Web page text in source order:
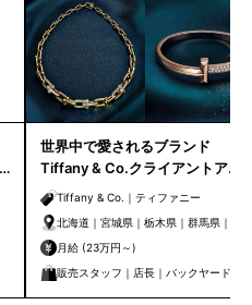
世界中で愛されるブランド
Tiffany & Co.クライアントアド
バイザー｜クライアントケアセ
ンター
Tiffany & Co.｜ティファニー
北海道｜宮城県｜栃木県｜群馬県｜埼
玉県｜千葉県｜東京都｜神奈川県｜新
潟県｜石川県｜静岡県｜愛知県｜京都
府｜大阪府｜兵庫県｜岡山県｜広島県
月給 (23万円～)
販売スタッフ｜店長｜バックヤード｜
管理・事務